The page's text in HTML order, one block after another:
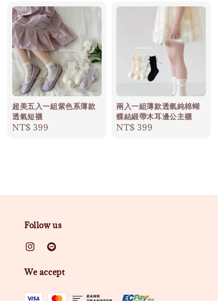
超美五入一組紫色系薄款
透氣短襪
Regular
NT$ 399
兩入一組薄款透氣純棉蝴
蝶結緞帶木耳邊公主襪
Regular
NT$ 399
Follow us
We accept